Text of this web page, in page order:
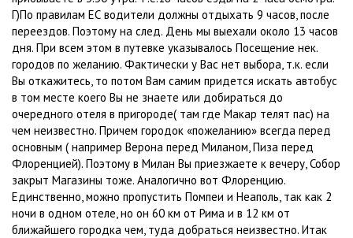
Г)По правилам ЕС водители должны отдыхать 9 часов, после
переездов. Поэтому на след. День мы выехали около 13 часов
дня. При всем этом в путевке указывалось Посещение нек.
городов по желанию. Фактически у Вас нет выбора, т.к. если
Вы откажитесь, то потом Вам самим придется искать автобус
в том месте коего Вы не знаете или добираться до
очередного отеля в пригороде( там где Макар телят пас) на
чем неизвестно. Причем городок «пожеланию» всегда перед
основным ( например Верона перед Миланом, Пиза перед
Флоренцией). Поэтому в Милан Вы приезжаете к вечеру, Собор
закрыт Магазины тоже. Аналогично вот Флоренцию.
Единственно, можно пропустить Помпеи и Неаполь, так как 2
ночи в одном отеле, но он 60 км от Рима и в 12 км от
ближайшего городка чем, туда добраться неизвестно. Итак